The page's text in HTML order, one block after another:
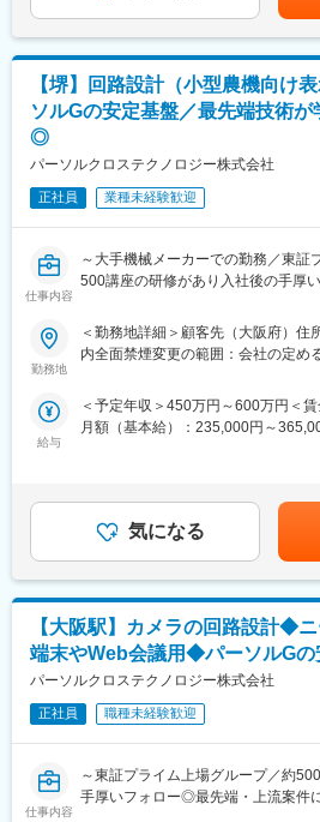
変更の範囲：本文参照
【堺】回路設計（小型農機向け
ソルGの安定基盤／最先端技術
◎
パーソルクロステクノロジー株式会社
正社員 業種未経験歓迎
仕事内容
～大手機械メーカーでの勤務／東証
500講座の研修があり入社後の手厚
す。
＜ツール＞
CR-8000、MATLAB、オシロスコー
＜英語使用＞
有：データシートの読み取り
■社風：
【多様な働き方を応援】自己実現支
（1）個人のキャリアプランに基づ
ロセス
（2）未経験から挑戦できる充実の
ア系含む）
（4）多様性の支援体制：リモート
勤務地
＜勤務地詳細＞顧客先（大阪府）住
内全面禁煙変更の範囲：会社の定め
給与
＜予定年収＞450万円～600万円＜
月額（基本給）：235,000円～
昇格：年1回（4月）■残業手当：残
はあくまでも目安の金額であり、選
あります。月給(月額)は固定手当を含
気になる
【大阪駅】カメラの回路設計◆
端末やWeb会議用◆パーソルG
パーソルクロステクノロジー株式会社
正社員 職種未経験歓迎
仕事内容
～東証プライム上場グループ／約
手厚いフォロー◎最先端・上流案件